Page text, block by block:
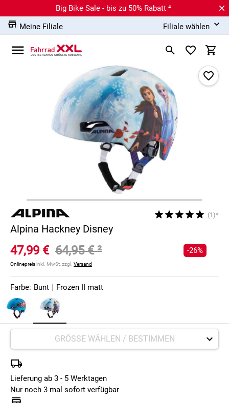
Big Bike Sale - bis zu 50% Rabatt ⁴
Meine Filiale
Filiale wählen
(1)*
Alpina Hackney Disney
47,99 € 64,95 €²
Onlinepreisinkl. MwSt, zzgl. Versand
-26%
Farbe: Bunt | Frozen II matt
Lieferung ab 3 - 5 Werktagen
Nur noch 3 mal sofort verfügbar